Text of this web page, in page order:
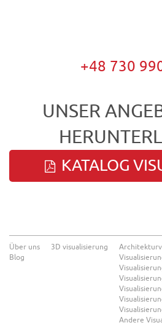
+48 730
UNSER
KATALOG
Über uns
Blog
3D visualisierung
Andere